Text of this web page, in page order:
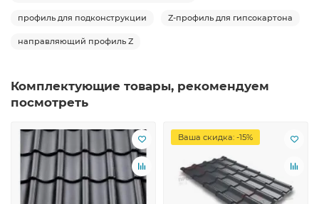
профиль для подконструкции Z-профиль для гипсокартона
направляющий профиль Z
Комплектующие товары, рекомендуем
посмотреть
Ваша скидка: -15%